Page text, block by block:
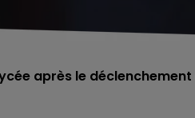
après le